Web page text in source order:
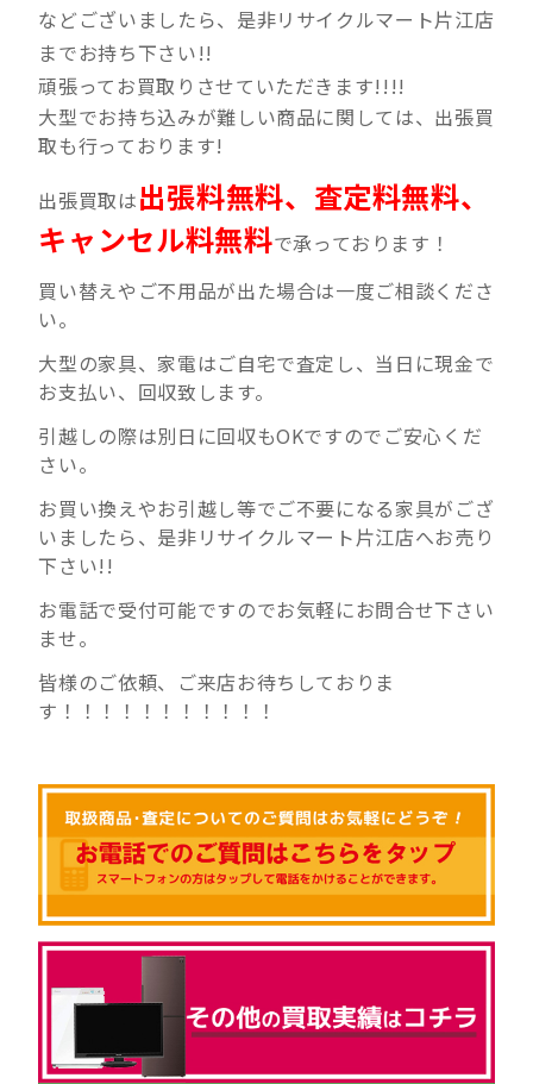
などございましたら、是非リサイクルマート片江店
までお持ち下さい!!
頑張ってお買取りさせていただきます!!!!
大型でお持ち込みが難しい商品に関しては、出張買
取も行っております!
出張買取は出張料無料、査定料無料、
キャンセル料無料で承っております！
買い替えやご不用品が出た場合は一度ご相談くださ
い。
大型の家具、家電はご自宅で査定し、当日に現金で
お支払い、回収致します。
引越しの際は別日に回収もOKですのでご安心くだ
さい。
お買い換えやお引越し等でご不要になる家具がござ
いましたら、是非リサイクルマート片江店へお売り
下さい!!
お電話で受付可能ですのでお気軽にお問合せ下さい
ませ。
皆様のご依頼、ご来店お待ちしておりま
す！！！！！！！！！！！